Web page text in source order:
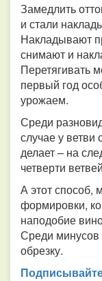
Замедлить
и стали
Накладывают
снимают и
Перетягивать
первый год
урожаем.
Среди
случае у
делает – на
четверти
А этот способ,
формировки,
наподобие
Среди минусов
обрезку.